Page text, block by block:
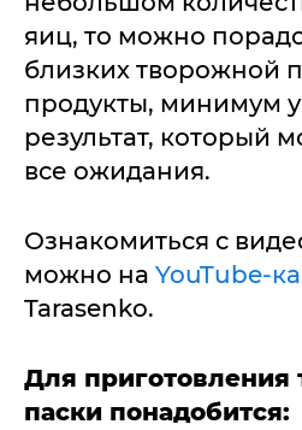
яиц, то можно
близких творожной
продукты, минимум
результат, который
все ожидания.
Ознакомиться с
можно на YouTube-
Tarasenko.
Для приготовления
паски понадобится: